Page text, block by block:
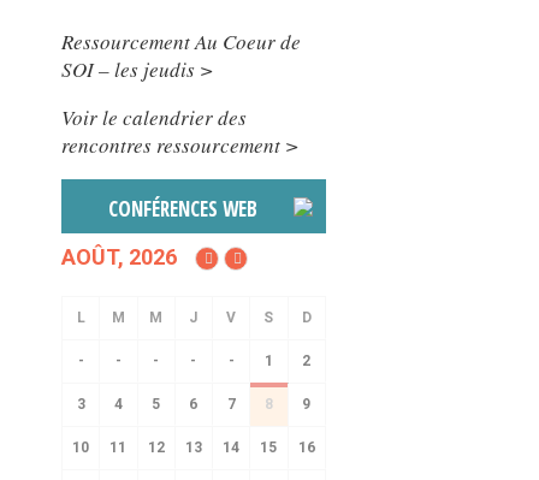
Ressourcement Au Coeur de
SOI – les jeudis >
Voir le calendrier des
rencontres ressourcement >
CONFÉRENCES WEB
AOÛT, 2026
- - - - - 1 2
3 4 5 6 7 8 9
10 11 12 13 14 15 16